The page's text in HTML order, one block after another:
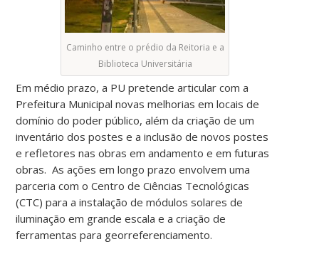
Caminho entre o prédio da Reitoria e a
Biblioteca Universitária
Em médio prazo, a PU pretende articular com a
Prefeitura Municipal novas melhorias em locais de
domínio do poder público, além da criação de um
inventário dos postes e a inclusão de novos postes
e refletores nas obras em andamento e em futuras
obras. As ações em longo prazo envolvem uma
parceria com o Centro de Ciências Tecnológicas
(CTC) para a instalação de módulos solares de
iluminação em grande escala e a criação de
ferramentas para georreferenciamento.